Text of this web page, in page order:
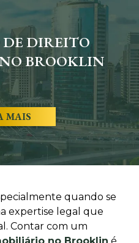
DIREITO
BROOKLIN
MAIS
quando se
expertise legal que
Contar com um